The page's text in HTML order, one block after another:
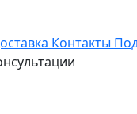
Контакты